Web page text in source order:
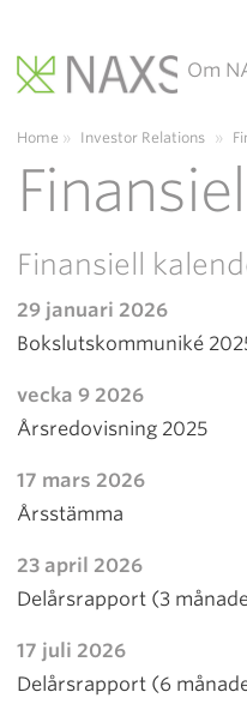
Om
Home » Investor Relations »
Finansiell
29 januari 2026
Bokslutskommuniké
vecka 9 2026
Årsredovisning 2025
17 mars 2026
Årsstämma
23 april 2026
Delårsrapport (3
17 juli 2026
Delårsrapport (6